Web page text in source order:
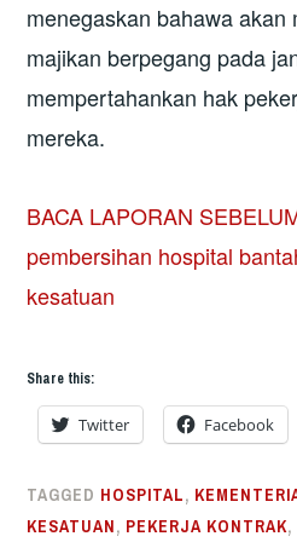
menegaskan bahawa akan
majikan berpegang pada
mempertahankan hak
mereka.
BACA LAPORAN
pembersihan hospital
kesatuan
Share this:
Twitter Facebook
TAGGED HOSPITAL,
KESATUAN, PEKERJA KONTRAK,